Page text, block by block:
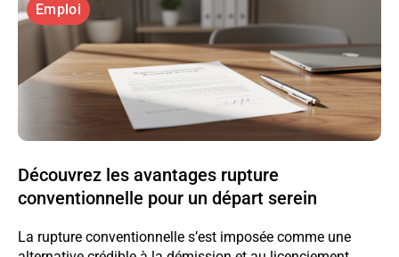
Emploi
Découvrez les avantages rupture
conventionnelle pour un départ serein
La rupture conventionnelle s’est imposée comme une